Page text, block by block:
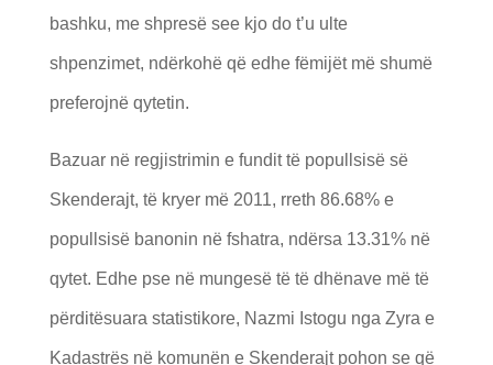
bashku, me shpresë see kjo do t’u ulte
shpenzimet, ndërkohë që edhe fëmijët më shumë
preferojnë qytetin.
Bazuar në regjistrimin e fundit të popullsisë së
Skenderajt, të kryer më 2011, rreth 86.68% e
popullsisë banonin në fshatra, ndërsa 13.31% në
qytet. Edhe pse në mungesë të të dhënave më të
përditësuara statistikore, Nazmi Istogu nga Zyra e
Kadastrës në komunën e Skenderajt pohon se që